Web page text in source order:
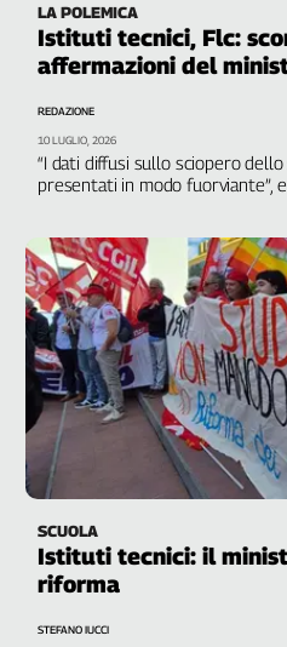
Categorie
Filcams
Filt
Fiom
Flai
Flc
Fp
Nidil
Slc
Spi
Caaf
Speciali
G8
LA POLEMICA
Istituti tecnici, Flc:
affermazioni del
“I dati diffusi sullo sciopero
presentati in modo fuorviante”,
REDAZIONE
10 LUGLIO, 2026
SCUOLA
Istituti tecnici: il
riforma
STEFANO IUCCI